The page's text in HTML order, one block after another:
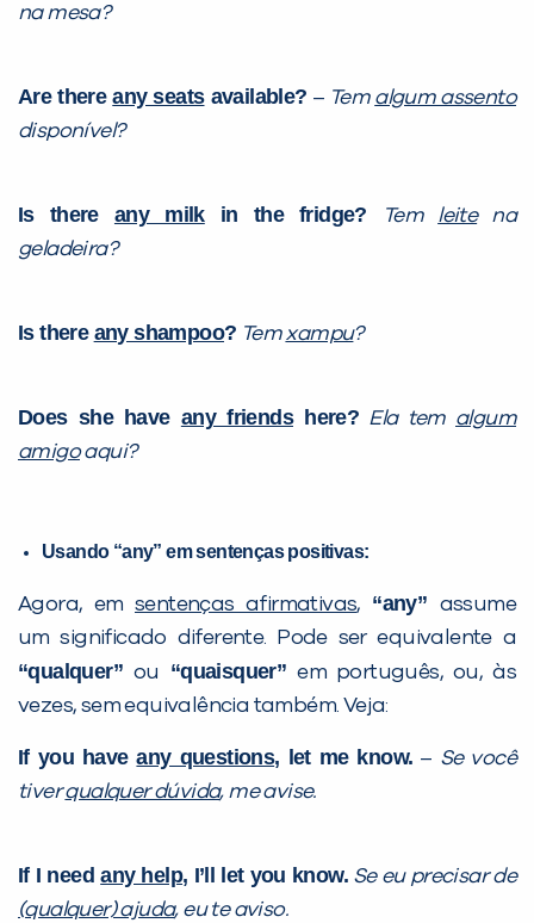
na mesa?
Are thereany seatsavailable? – Tem algum assento
disponível?
Is there any milkin the fridge? Tem leitena
geladeira?
Is there any shampoo? Temxampu?
Does she have any friendshere? Ela tem algum
amigoaqui?
Usando “any” em sentenças positivas:
Agora, em sentenças afirmativas, “any” assume
um significado diferente. Pode ser equivalente a
“qualquer” ou “quaisquer”em português, ou, às
vezes, sem equivalência também. Veja:
If you haveany questions, let me know. – Se você
tiverqualquer dúvida, me avise.
If I needany help, I’ll let you know. Se eu precisar de
(qualquer) ajuda, eu te aviso.